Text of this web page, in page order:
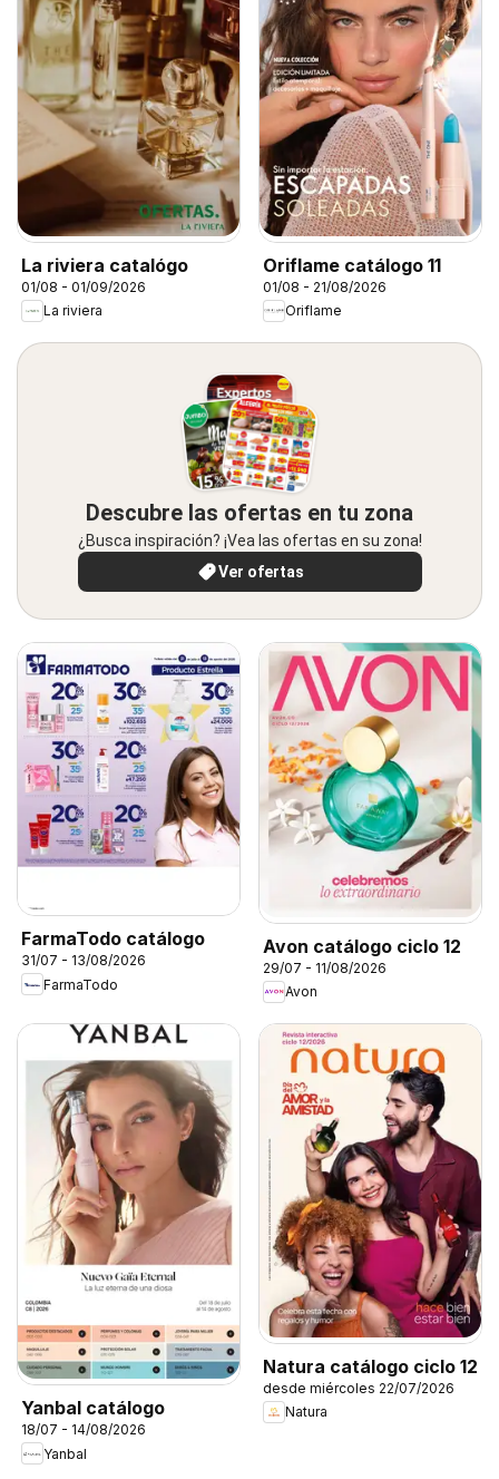
La riviera catalógo
01/08 - 01/09/2026
La riviera
Oriflame catálogo 11
01/08 - 21/08/2026
Oriflame
Descubre las ofertas en tu zona
¿Busca inspiración? ¡Vea las ofertas en su zona!
Ver ofertas
FarmaTodo catálogo
31/07 - 13/08/2026
FarmaTodo
Avon catálogo ciclo 12
29/07 - 11/08/2026
Avon
Yanbal catálogo
18/07 - 14/08/2026
Yanbal
Natura catálogo ciclo 12
desde miércoles 22/07/2026
Natura